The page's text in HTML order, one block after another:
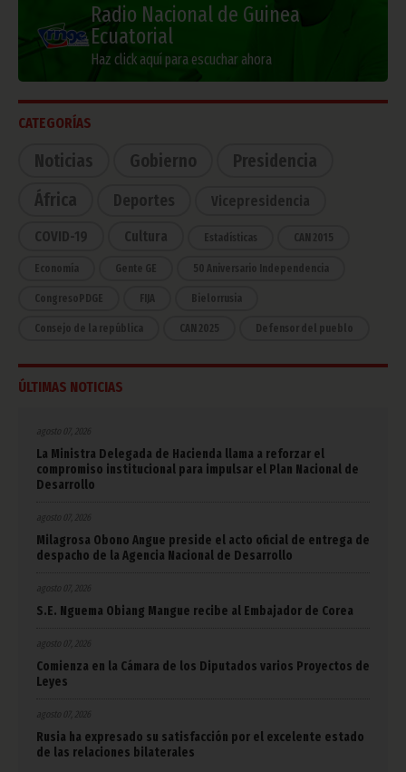
Radio Nacional de Guinea
Ecuatorial
Haz click aquí para escuchar ahora
CATEGORÍAS
Noticias Gobierno
Presidencia
África
Deportes Vicepresidencia
COVID-19 Cultura Estadísticas CAN 2015
Economía Gente GE 50 Aniversario Independencia
CongresoPDGE FIJA Bielorrusia
Consejo de la república CAN 2025 Defensor del pueblo
ÚLTIMAS NOTICIAS
agosto 07, 2026
La Ministra Delegada de Hacienda llama a reforzar el
compromiso institucional para impulsar el Plan Nacional de
Desarrollo
agosto 07, 2026
Milagrosa Obono Angue preside el acto oficial de entrega de
despacho de la Agencia Nacional de Desarrollo
agosto 07, 2026
S.E. Nguema Obiang Mangue recibe al Embajador de Corea
agosto 07, 2026
Comienza en la Cámara de los Diputados varios Proyectos de
Leyes
agosto 07, 2026
Rusia ha expresado su satisfacción por el excelente estado
de las relaciones bilaterales